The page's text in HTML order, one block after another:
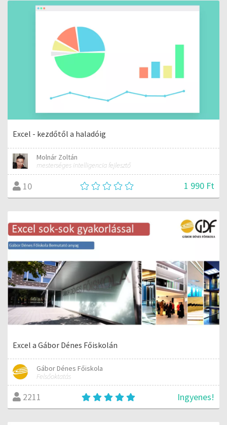
Excel - kezdőtől a haladóig
Molnár Zoltán
mesterséges intelligencia fejlesztő
10 1 990 Ft
Excel a Gábor Dénes Főiskolán
Gábor Dénes Főiskola
Felsőoktatás
2211 Ingyenes!